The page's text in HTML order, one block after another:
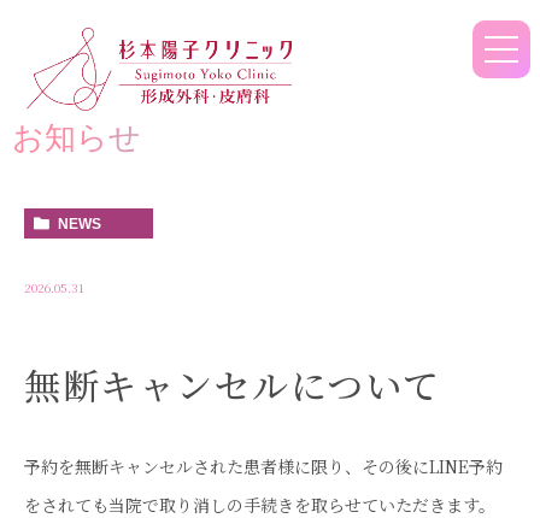
お知らせ
NEWS
2026.05.31
無断キャンセルについて
予約を無断キャンセルされた患者様に限り、 その後にLINE予約
をされても当院で取り消しの手続きを取らせていただきます。